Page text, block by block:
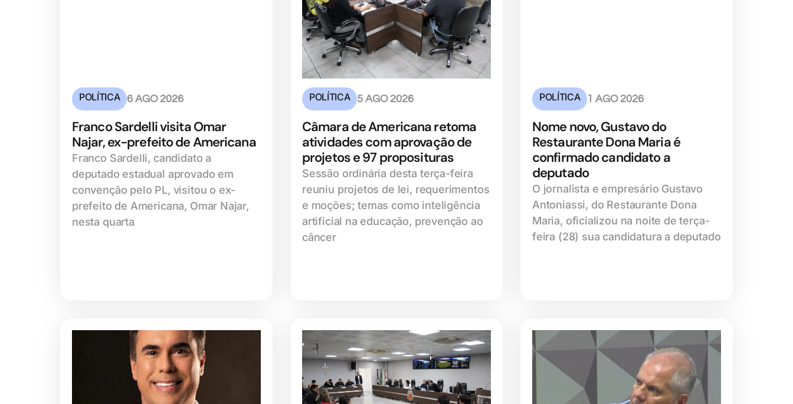
POLÍTICA 6 AGO 2026
Franco Sardelli visita Omar
Najar, ex-prefeito de Americana
Franco Sardelli, candidato a
deputado estadual aprovado em
convenção pelo PL, visitou o ex-
prefeito de Americana, Omar Najar,
nesta quarta
POLÍTICA 5 AGO 2026
Câmara de Americana retoma
atividades com aprovação de
projetos e 97 proposituras
Sessão ordinária desta terça-feira
reuniu projetos de lei, requerimentos
e moções; temas como inteligência
artificial na educação, prevenção ao
câncer
POLÍTICA 1 AGO 2026
Nome novo, Gustavo do
Restaurante Dona Maria é
confirmado candidato a
deputado
O jornalista e empresário Gustavo
Antoniassi, do Restaurante Dona
Maria, oficializou na noite de terça-
feira (28) sua candidatura a deputado